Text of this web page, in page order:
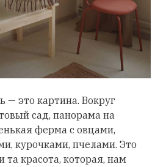
— это картина. Вокруг
сад, панорама на
ферма с овцами,
курочками, пчелами. Это
та красота, которая, нам